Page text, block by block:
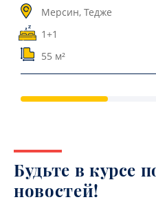
Мерсин, Тедже
1+1
55 м²
Будьте в курсе
новостей!